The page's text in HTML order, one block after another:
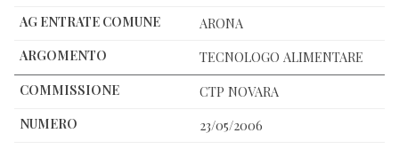
ARONA
TECNOLOGO ALIMENTARE
CTP NOVARA
23/05/2006